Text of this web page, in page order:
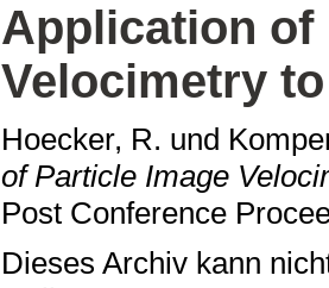
Application of
Velocimetry
Hoecker, R. und
of Particle Image
Post Conference
Dieses Archiv kann